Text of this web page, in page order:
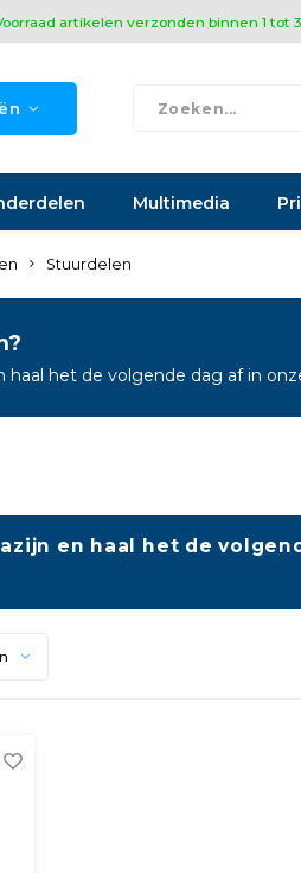
artikelen verzonden binnen 1 tot
Multimedia
Stuurdelen
haal het de volgende dag af in
en haal het de